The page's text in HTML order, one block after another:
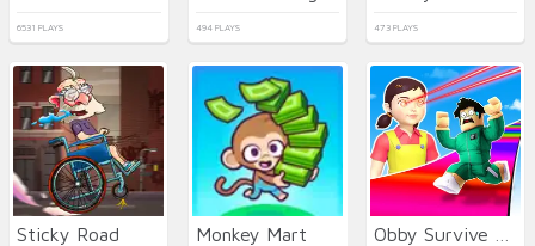
6531 PLAYS 494 PLAYS 473 PLAYS
Sticky Road Monkey Mart